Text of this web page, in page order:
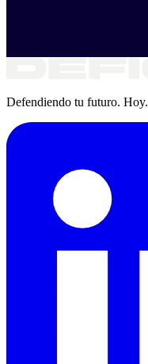
Defendiendo tu futuro. Hoy.